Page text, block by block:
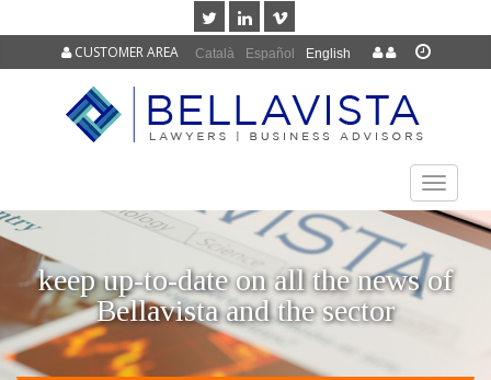
Català Español English
CUSTOMER AREA
TOGGLE
keep up-to-date on all the news of
Bellavista and the sector